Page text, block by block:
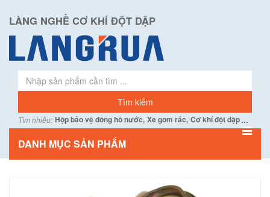
LÀNG NGHỀ CƠ KHÍ ĐỘT DẬP
Tìm nhiều: Hộp bảo vệ đồng hồ nước, Xe gom rác, Cơ khí đột dập...
DANH MỤC SẢN PHẨM